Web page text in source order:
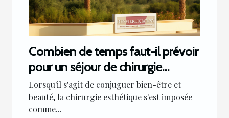
Combien de temps faut-il prévoir
pour un séjour de chirurgie
esthétique en tunisie
Lorsqu'il s'agit de conjuguer bien-être et
beauté, la chirurgie esthétique s'est imposée
comme...